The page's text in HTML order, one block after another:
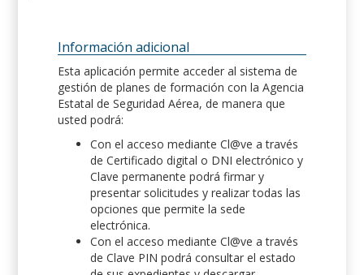
Información adicional
Esta aplicación permite acceder al sistema de
gestión de planes de formación con la Agencia
Estatal de Seguridad Aérea, de manera que
usted podrá:
Con el acceso mediante Cl@ve a través
de Certificado digital o DNI electrónico y
Clave permanente podrá firmar y
presentar solicitudes y realizar todas las
opciones que permite la sede
electrónica.
Con el acceso mediante Cl@ve a través
de Clave PIN podrá consultar el estado